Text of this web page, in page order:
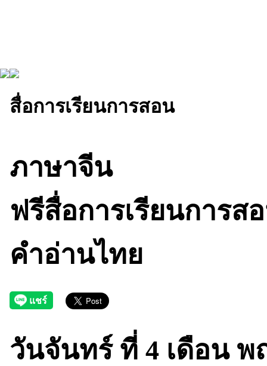
สื่อการเรียนการสอน
ภาษาจีน
ฟรีสื่อการเรียนการ
คำอ่านไทย
วันจันทร์ ที่ 4 เดือน พ